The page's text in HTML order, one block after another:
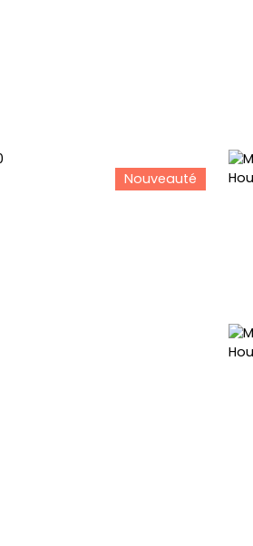
Nouveauté